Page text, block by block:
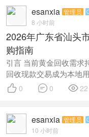
esanxia 管理员
8 小时前
2026年广东省汕头
购指南
引言 当前黄金回收需求
回收现款交易成为本地
 0  0 22
esanxia 管理员
10 小时前